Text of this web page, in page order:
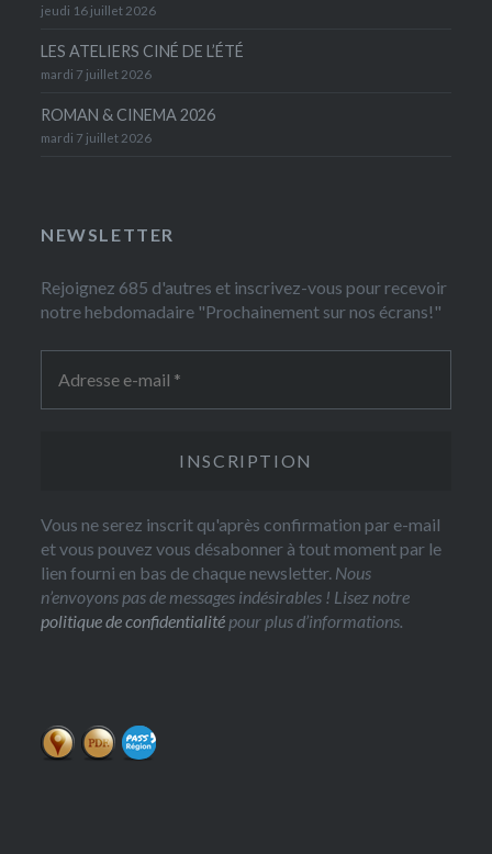
jeudi 16 juillet 2026
LES ATELIERS CINÉ DE L’ÉTÉ
mardi 7 juillet 2026
ROMAN & CINEMA 2026
mardi 7 juillet 2026
NEWSLETTER
Rejoignez 685 d'autres et inscrivez-vous pour recevoir
notre hebdomadaire "Prochainement sur nos écrans!"
Vous ne serez inscrit qu'après confirmation par e-mail
et vous pouvez vous désabonner à tout moment par le
lien fourni en bas de chaque newsletter. Nous
n’envoyons pas de messages indésirables ! Lisez notre
politique de confidentialité pour plus d’informations.